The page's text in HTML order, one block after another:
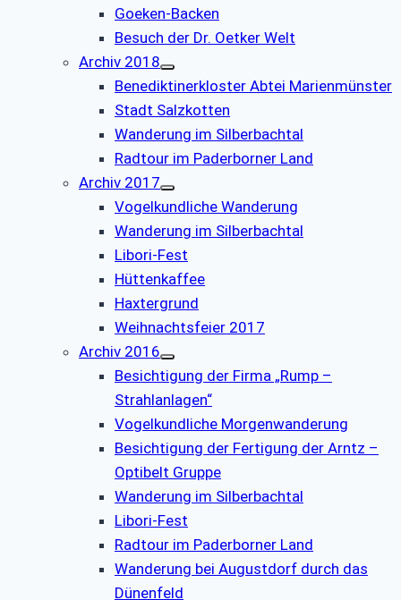
Goeken-Backen
Besuch der Dr. Oetker Welt
Archiv 2018
Benediktinerkloster Abtei Marienmünster
Stadt Salzkotten
Wanderung im Silberbachtal
Radtour im Paderborner Land
Archiv 2017
Vogelkundliche Wanderung
Wanderung im Silberbachtal
Libori-Fest
Hüttenkaffee
Haxtergrund
Weihnachtsfeier 2017
Archiv 2016
Besichtigung der Firma „Rump –
Strahlanlagen“
Vogelkundliche Morgenwanderung
Besichtigung der Fertigung der Arntz –
Optibelt Gruppe
Wanderung im Silberbachtal
Libori-Fest
Radtour im Paderborner Land
Wanderung bei Augustdorf durch das
Dünenfeld